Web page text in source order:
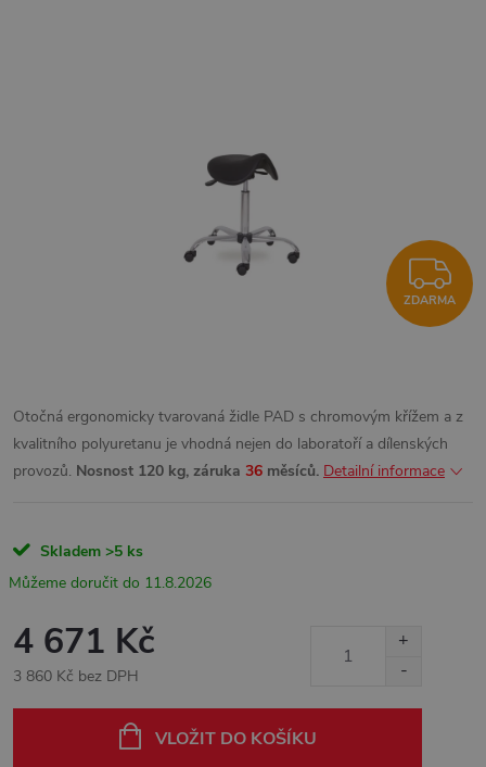
ZDARMA
Otočná ergonomicky tvarovaná židle PAD s chromovým křížem a z
kvalitního polyuretanu je vhodná nejen do laboratoří a dílenských
provozů. Nosnost 120 kg, záruka 36 měsíců. Detailní informace
Skladem >5 ks
11.8.2026
4 671 Kč
3 860 Kč bez DPH
VLOŽIT DO KOŠÍKU